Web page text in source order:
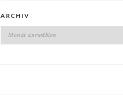
ARCHIV
Archiv